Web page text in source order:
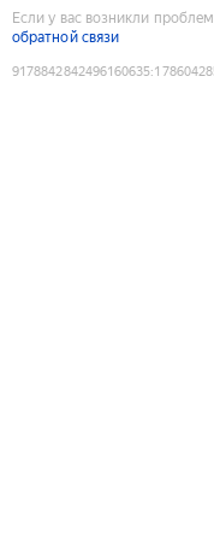
Если у вас возникли
обратной связи
9178842842496160635: